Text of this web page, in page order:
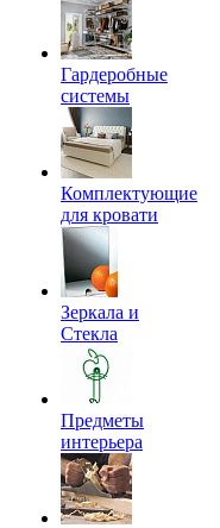
Гардеробные
системы
Комплектующие
для кровати
Зеркала и
Стекла
Предметы
интерьера